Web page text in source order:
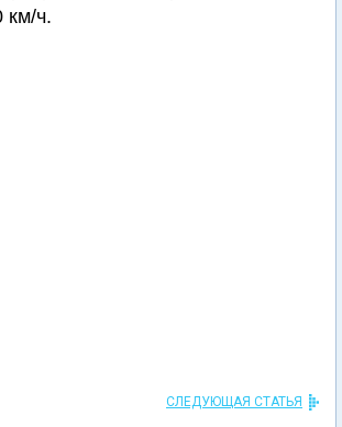
км/ч.
СЛЕДУЮЩАЯ СТАТЬЯ